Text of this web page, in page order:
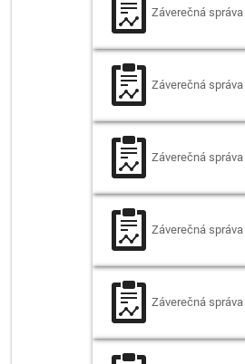
Záverečná správa
Záverečná správa
Záverečná správa
Záverečná správa
Záverečná správa